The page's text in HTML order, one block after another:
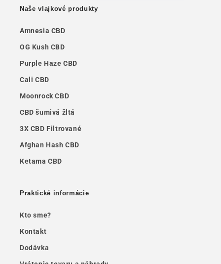
Naše vlajkové produkty
Amnesia CBD
OG Kush CBD
Purple Haze CBD
Cali CBD
Moonrock CBD
CBD šumivá žltá
3X CBD Filtrované
Afghan Hash CBD
Ketama CBD
Praktické informácie
Kto sme?
Kontakt
Dodávka